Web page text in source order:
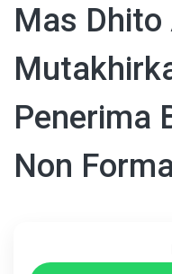
Mas Dhito
Penerima
Non